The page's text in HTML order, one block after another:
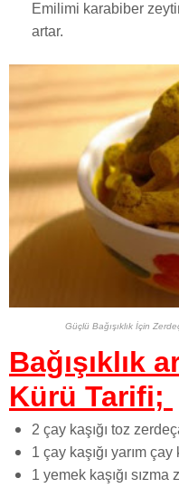
Emilimi karabiber
artar.
Güçlü Bağışıklık İçin
Bağışıklık
Kürü Tarifi;
2 çay kaşığı toz
1 çay kaşığı yarım çay
1 yemek kaşığı sızma